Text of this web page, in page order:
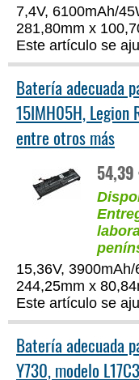
7,4V, 6100mAh/
281,80mm x
Este artículo se
Batería adecuada
15IMH05H, Legion
entre otros más
15,36V,
244,25mm x
Este artículo se
Batería adecuada
Y730, modelo